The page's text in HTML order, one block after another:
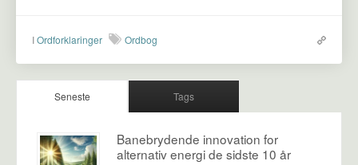
IOrdforklaringer Ordbog
Seneste Tags
Banebrydende innovation for
alternativ energi de sidste 10 år